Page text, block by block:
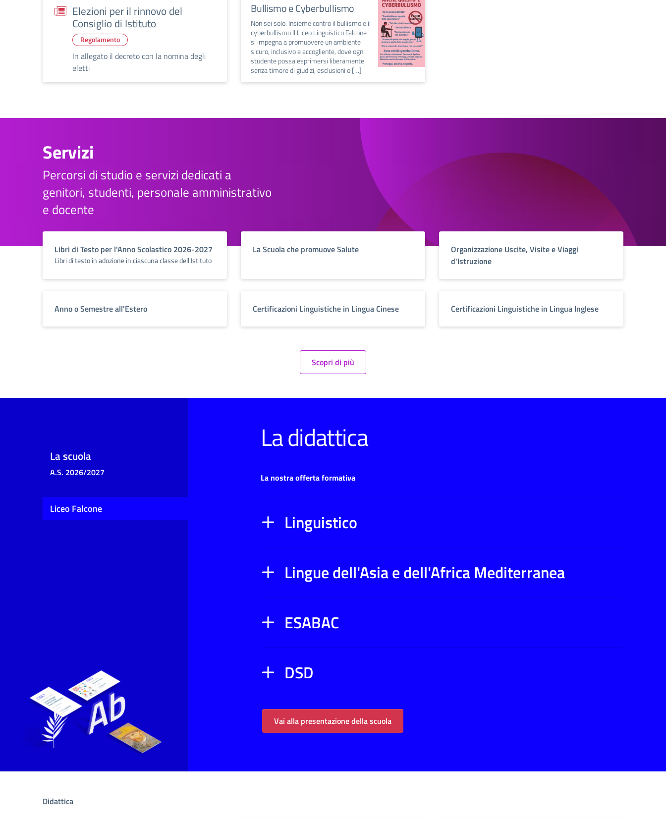
Elezioni per il rinnovo del
Consiglio di Istituto
Regolamento
In allegato il decreto con la nomina degli
eletti
Bullismo e Cyberbullismo
Non sei solo. Insieme contro il bullismo e il
cyberbullismo Il Liceo Linguistico Falcone
si impegna a promuovere un ambiente
sicuro, inclusivo e accogliente, dove ogni
studente possa esprimersi liberamente
senza timore di giudizi, esclusioni o […]
Servizi
Percorsi di studio e servizi dedicati a
genitori, studenti, personale amministrativo
e docente
Libri di Testo per l'Anno Scolastico 2026-2027
Libri di testo in adozione in ciascuna classe dell'Istituto
La Scuola che promuove Salute
Organizzazione Uscite, Visite e Viaggi
d'Istruzione
Anno o Semestre all'Estero Certificazioni Linguistiche in Lingua Cinese Certificazioni Linguistiche in Lingua Inglese
Scopri di più
La didattica
La nostra offerta formativa
La scuola
A.S. 2026/2027
Liceo Falcone
Linguistico
Lingue dell'Asia e dell'Africa Mediterranea
ESABAC
DSD
Vai alla presentazione della scuola
Didattica